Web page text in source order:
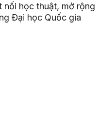
nối học thuật, mở rộng
Đại học Quốc gia